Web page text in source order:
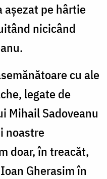
așezat pe hârtie
nicicând
cu ale
legate de
Mihail Sadoveanu
noastre
doar, în treacăt,
Gherasim în